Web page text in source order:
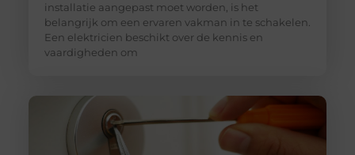
installatie aangepast moet worden, is het
belangrijk om een ervaren vakman in te schakelen.
Een elektricien beschikt over de kennis en
vaardigheden om